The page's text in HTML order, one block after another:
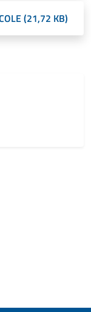
(21,72 KB)